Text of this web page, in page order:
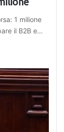
1 milione
il B2B e…